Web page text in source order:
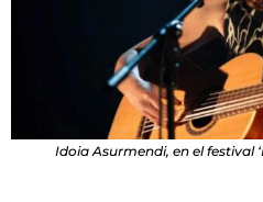
Idoia Asurmendi, en el festival